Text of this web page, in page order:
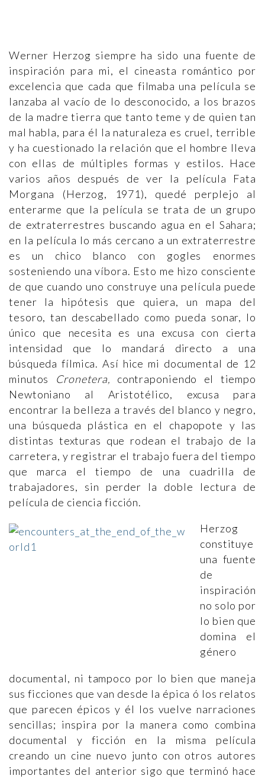
Werner Herzog siempre ha sido una fuente de
inspiración para mi, el cineasta romántico por
excelencia que cada que filmaba una película se
lanzaba al vacío de lo desconocido, a los brazos
de la madre tierra que tanto teme y de quien tan
mal habla, para él la naturaleza es cruel, terrible
y ha cuestionado la relación que el hombre lleva
con ellas de múltiples formas y estilos. Hace
varios años después de ver la película Fata
Morgana (Herzog, 1971), quedé perplejo al
enterarme que la película se trata de un grupo
de extraterrestres buscando agua en el Sahara;
en la película lo más cercano a un extraterrestre
es un chico blanco con gogles enormes
sosteniendo una víbora. Esto me hizo consciente
de que cuando uno construye una película puede
tener la hipótesis que quiera, un mapa del
tesoro, tan descabellado como pueda sonar, lo
único que necesita es una excusa con cierta
intensidad que lo mandará directo a una
búsqueda fílmica. Así hice mi documental de 12
minutos
Cronetera, contraponiendo el tiempo
Newtoniano al Aristotélico, excusa para
encontrar la belleza a través del blanco y negro,
una búsqueda plástica en el chapopote y las
distintas texturas que rodean el trabajo de la
carretera, y registrar el trabajo fuera del tiempo
que marca el tiempo de una cuadrilla de
trabajadores, sin perder la doble lectura de
película de ciencia ficción.
Herzog
constituye
una fuente
de
inspiración
no solo por
lo bien que
domina el
género
documental, ni tampoco por lo bien que maneja
sus ficciones que van desde la épica ó los relatos
que parecen épicos y él los vuelve narraciones
sencillas; inspira por la manera como combina
documental y ficción en la misma película
creando un cine nuevo junto con otros autores
importantes del anterior sigo que terminó hace